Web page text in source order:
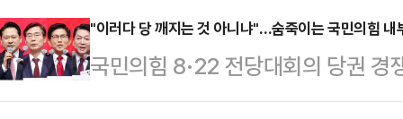
"이러다 당 깨지는 것 아니냐"…숨죽이는 국민의힘
국민의힘 8·22 전당대회의 당권 경
격화되는 모양새다. 계엄과 탄핵을